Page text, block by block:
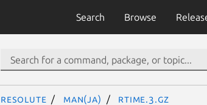
Search Browse
resolute man(ja) rtime.3.gz